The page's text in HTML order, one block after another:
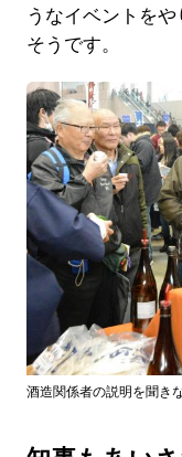
うなイベントを
そうです。
酒造関係者の説明を聞き